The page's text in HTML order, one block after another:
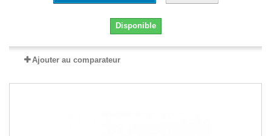
Disponible
Ajouter au comparateur